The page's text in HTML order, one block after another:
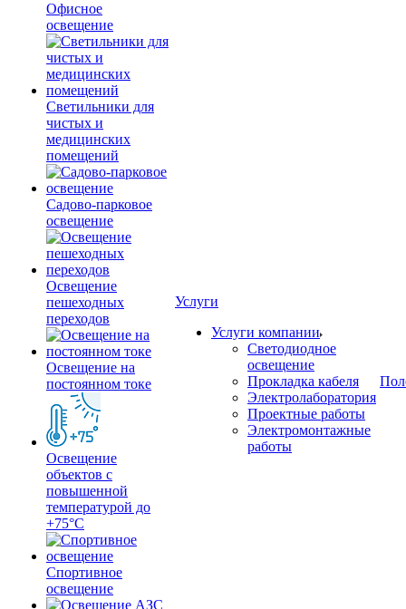
Офисное
освещение
Светильники для
чистых и
медицинских
помещений
Садово-парковое
освещение
Освещение
пешеходных
переходов
Освещение на
постоянном токе
Освещение
объектов с
повышенной
температурой до
+75°C
Спортивное
освещение
Услуги
Услуги компании
Светодиодное
освещение
Прокладка кабеля
Электролаборатория
Проектные работы
Электромонтажные
работы